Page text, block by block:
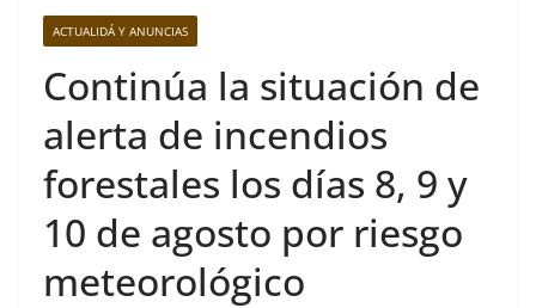
ACTUALIDÁ Y ANUNCIAS
Continúa la situación de
alerta de incendios
forestales los días 8, 9 y
10 de agosto por riesgo
meteorológico